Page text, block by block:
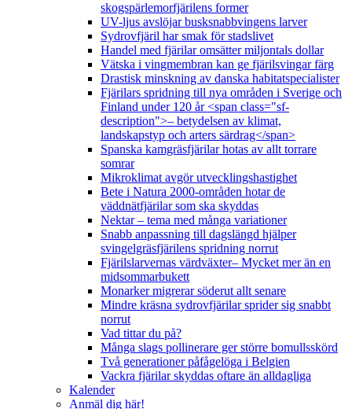
skogspärlemorfjärilens former
UV-ljus avslöjar busksnabbvingens larver
Sydrovfjäril har smak för stadslivet
Handel med fjärilar omsätter miljontals dollar
Vätska i vingmembran kan ge fjärilsvingar färg
Drastisk minskning av danska habitatspecialister
Fjärilars spridning till nya områden i Sverige och
Finland under 120 år <span class="sf-
description">– betydelsen av klimat,
landskapstyp och arters särdrag</span>
Spanska kamgräsfjärilar hotas av allt torrare
somrar
Mikroklimat avgör utvecklingshastighet
Bete i Natura 2000-områden hotar de
väddnätfjärilar som ska skyddas
Nektar – tema med många variationer
Snabb anpassning till dagslängd hjälper
svingelgräsfjärilens spridning norrut
Fjärilslarvernas värdväxter– Mycket mer än en
midsommarbukett
Monarker migrerar söderut allt senare
Mindre kräsna sydrovfjärilar sprider sig snabbt
norrut
Vad tittar du på?
Många slags pollinerare ger större bomullsskörd
Två generationer påfågelöga i Belgien
Vackra fjärilar skyddas oftare än alldagliga
Kalender
Anmäl dig här!